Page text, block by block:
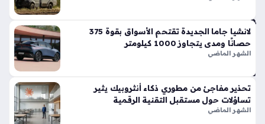
فو
قاً
في
الأ
س
وا
ق
الح
لانشيا جاما الجديدة تقتحم الأسواق بقوة 375
حصانًا ومدى يتجاوز 1000 كيلومتر
الشهر الماضي
تحذير مفاجئ من مطوري ذكاء أنثروبيك يثير
تساؤلات حول مستقبل التقنية الرقمية
الشهر الماضي